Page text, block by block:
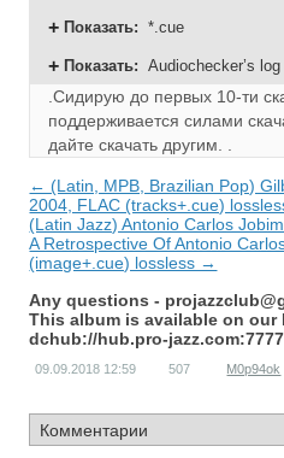
Показать: *.cue
Показать: Audiochecker’s log
.Сидирую до первых 10-ти
поддерживается силами
дайте скачать другим. .
← (Latin, MPB, Brazilian Pop)
2004, FLAC (tracks+.cue)
(Latin Jazz) Antonio Carlos
A Retrospective Of Antonio
(image+.cue) lossless →
Any questions -
This album is available on our
dchub://hub.pro-jazz.com:7777
09.09.2018 12:59 507 M0p94ok